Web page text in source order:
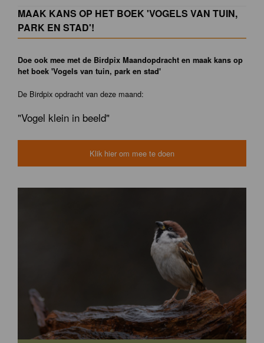
MAAK KANS OP HET BOEK 'VOGELS VAN TUIN,
PARK EN STAD'!
Doe ook mee met de Birdpix Maandopdracht en maak kans op
het boek 'Vogels van tuin, park en stad'
De Birdpix opdracht van deze maand:
"Vogel klein in beeld"
Klik hier om mee te doen